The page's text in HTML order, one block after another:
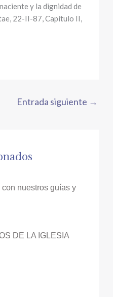
y la dignidad de
22-II-87, Capítulo II,
Entrada siguiente →
nuestros guías y
DE LA IGLESIA